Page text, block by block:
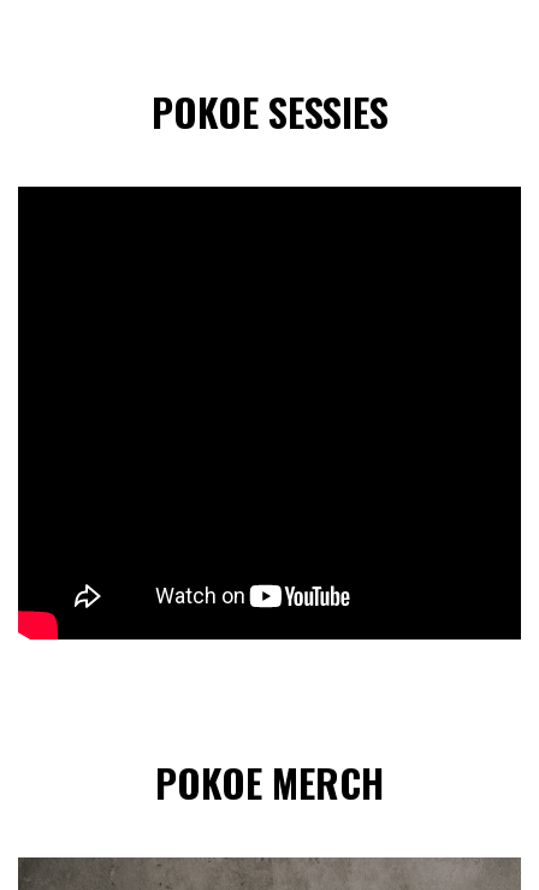
POKOE SESSIES
POKOE MERCH